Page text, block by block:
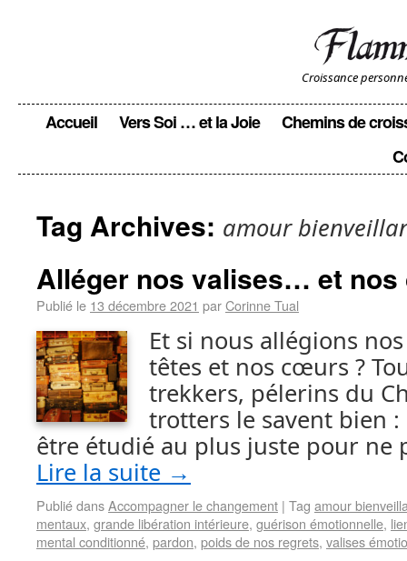
Croissance
Accueil Vers Soi … et la Joie
Chemins de
Tag Archives: amour
Alléger nos valises… et nos
Publié le 13 décembre 2021 parCorinne Tual
Et si nous allégions
têtes et nos cœurs ?
trekkers, pélerins du
trotters le savent bien
être étudié au plus juste pour ne
Lire la suite →
Publié dansAccompagner le changement | Tag amour
mentaux, grande libération intérieure, guérison émotionnelle,
mental conditionné, pardon, poids de nos regrets, valises